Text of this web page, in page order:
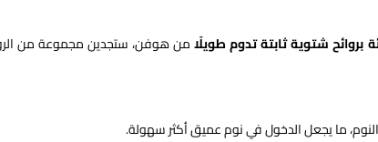
بروائح شتوية ثابتة تدوم طويلًامن هوفن، ستجدين مجموعة من
ما يجعل الدخول في نوم عميق أكثر سهولة.